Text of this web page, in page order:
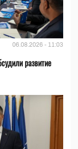
06.08.2026 - 11:03
развитие